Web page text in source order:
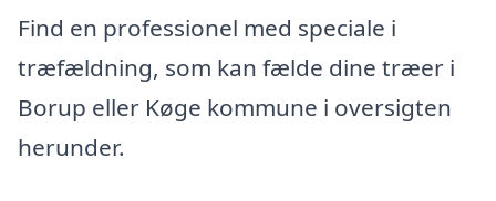
Find en professionel med speciale i
træfældning, som kan fælde dine træer i
Borup eller Køge kommune i oversigten
herunder.